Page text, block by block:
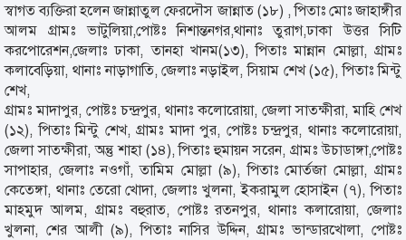
স্বাগত ব্যক্তিরা হলেন জান্নাতুল ফেরদৌস জান্নাত (১৮) , পিতাঃ মোঃ জাহাঙ্গীর
আলম গ্রামঃ ভাটুলিয়া,পোষ্টঃ নিশান্তনগর,থানাঃ তুরাগ,ঢাকা উত্তর সিটি
করপোরেশন,জেলাঃ ঢাকা, তানহা খানম(১৩), পিতাঃ মান্নান মোল্লা, গ্রামঃ
কলাবেড়িয়া, থানাঃ নাড়াগাতি, জেলাঃ নড়াইল, সিয়াম শেখ (১৫), পিতাঃ মিন্টু
শেখ,
গ্রামঃ মাদাপুর, পোষ্টঃ চন্দ্রপুর, থানাঃ কলোরোয়া, জেলা সাতক্ষীরা, মাহি শেখ
(১২), পিতাঃ মিন্টু শেখ, গ্রামঃ মাদা পুর, পোষ্টঃ চন্দ্রপুর, থানাঃ কলোরোয়া,
জেলা সাতক্ষীরা, অন্তু শাহা (১৪), পিতাঃ হুমায়ন সরেন, গ্রামঃ উচাডাঙ্গা,পোষ্টঃ
সাপাহার, জেলাঃ নওগাঁ, তামিম মোল্লা (৯), পিতাঃ মোর্তজা মোল্লা, গ্রামঃ
কেতেঙ্গা, থানাঃ তেরো খোদা, জেলাঃ খুলনা, ইকরামুল হোসাইন (৭), পিতাঃ
মাহমুদ আলম, গ্রামঃ বহুরাত, পোষ্টঃ রতনপুর, থানাঃ কলারোয়া, জেলাঃ
খুলনা, শের আলী (৯), পিতাঃ নাসির উদ্দিন, গ্রামঃ ভান্ডারখোলা, পোষ্টঃ